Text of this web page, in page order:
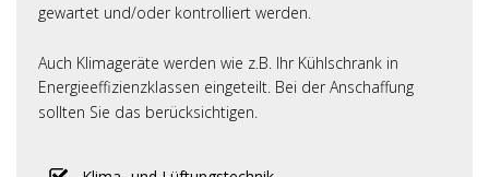
gewartet und/oder kontrolliert werden.
Auch Klimageräte werden wie z.B. Ihr Kühlschrank in
Energieeffizienzklassen eingeteilt. Bei der Anschaffung
sollten Sie das berücksichtigen.